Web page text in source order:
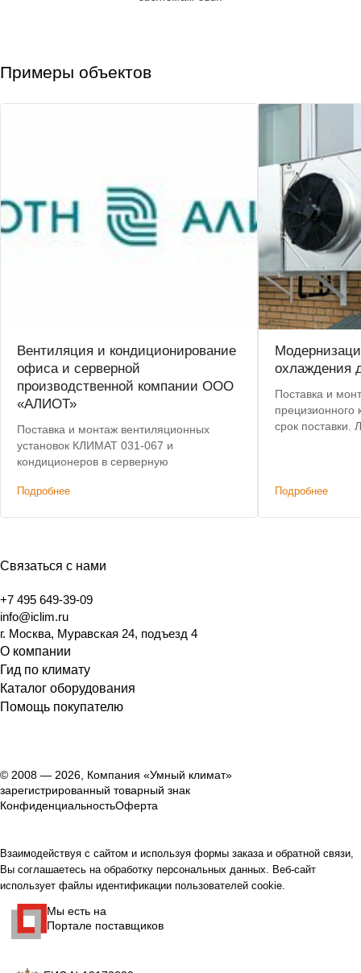
Примеры объектов
Вентиляция и кондиционирование
офиса и серверной
производственной компании ООО
«АЛИОТ»
Поставка и монтаж вентиляционных
установок КЛИМАТ 031-067 и
кондиционеров в серверную
Подробнее
охлаждения
Поставка и
прецизионного
срок поставки. Лучшая цена по
Подробнее
Связаться с нами
+7 495 649-39-09
info@iclim.ru
г. Москва, Муравская 24, подъезд 4
О компании
Гид по климату
Каталог оборудования
Помощь покупателю
© 2008 — 2026, Компания «Умный климат»
зарегистрированный товарный знак
КонфиденциальностьОферта
Взаимодействуя с сайтом и используя формы заказа и обратной связи,
Вы соглашаетесь на обработку персональных данных. Веб-сайт
использует файлы идентификации пользователей cookie.
Мы есть на
Портале поставщиков